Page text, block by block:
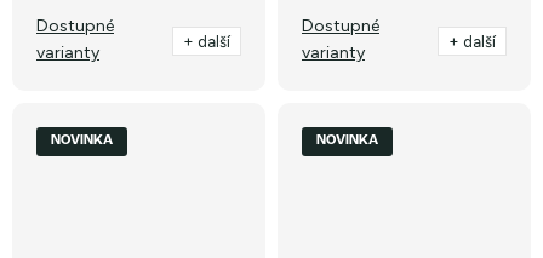
Dostupné
varianty
+ další
Dostupné
varianty
+ další
NOVINKA NOVINKA